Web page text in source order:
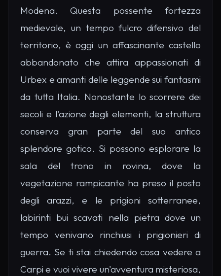
Modena. Questa possente fortezza
medievale, un tempo fulcro difensivo del
territorio, è oggi un affascinante castello
abbandonato che attira appassionati di
Urbex e amanti delle leggende sui fantasmi
da tutta Italia. Nonostante lo scorrere dei
secoli e l'azione degli elementi, la struttura
conserva gran parte del suo antico
splendore gotico. Si possono esplorare la
sala del trono in rovina, dove la
vegetazione rampicante ha preso il posto
degli arazzi, e le prigioni sotterranee,
labirinti bui scavati nella pietra dove un
tempo venivano rinchiusi i prigionieri di
guerra. Se ti stai chiedendo cosa vedere a
Carpi e vuoi vivere un'avventura misteriosa,